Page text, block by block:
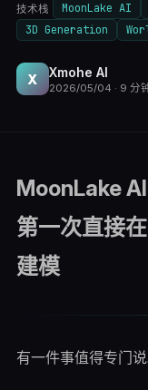
技术栈 MoonLake AI
3D Generation
X Xmohe AI
2026/05/04 · 9 分
MoonLake
第一次直接
建模
有一件事值得专门说